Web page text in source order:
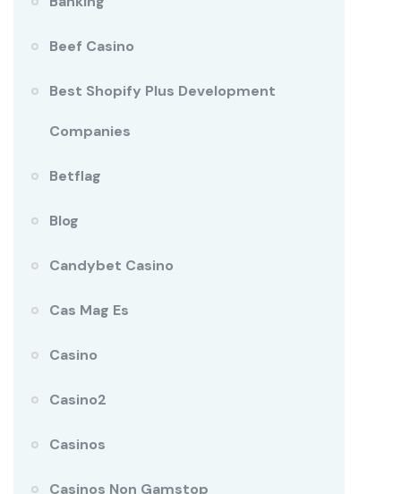
Beef Casino
Best Shopify Plus Development
Companies
Betflag
Blog
Candybet Casino
Cas Mag Es
Casino
Casino2
Casinos
Casinos Non Gamstop